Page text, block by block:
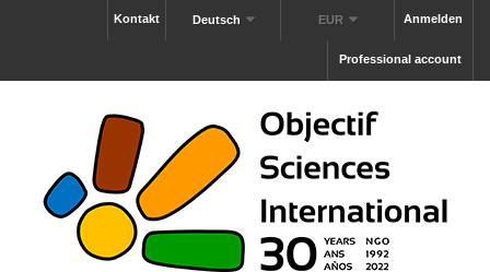
Anmelden
EUR
Deutsch
Kontakt
Professional account